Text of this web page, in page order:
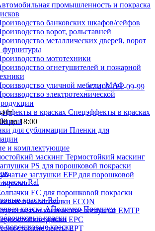
промышленность и покраска
банковских шкафов/сейфов
ворот, рольставней
металлических дверей, ворот
фурнитуры
мототехники
огнетушителей и пожарной
уличной мебели, МАФ
электротехнической
Спецэффекты в красках
Пленки для
и комплектующие
Термостойкий маскинг
PS для порошковой покраски
заглушки EFP для порошковой
ЕС для порошковой покраски
заглушки ECON
конические заглушки EMTP
диски EPC
ленты EPT
+7 495 181-09-99
Пт
до 18:00
Ral
краски Ral
краска АПолимер Премиум
краски
порошковые краски